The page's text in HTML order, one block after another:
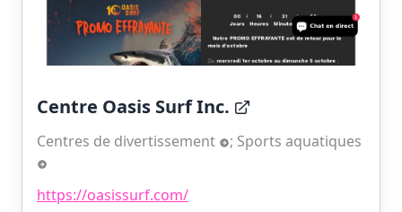
Centre Oasis Surf Inc.
Centres de divertissement ; Sports aquatiques
https://oasissurf.com/